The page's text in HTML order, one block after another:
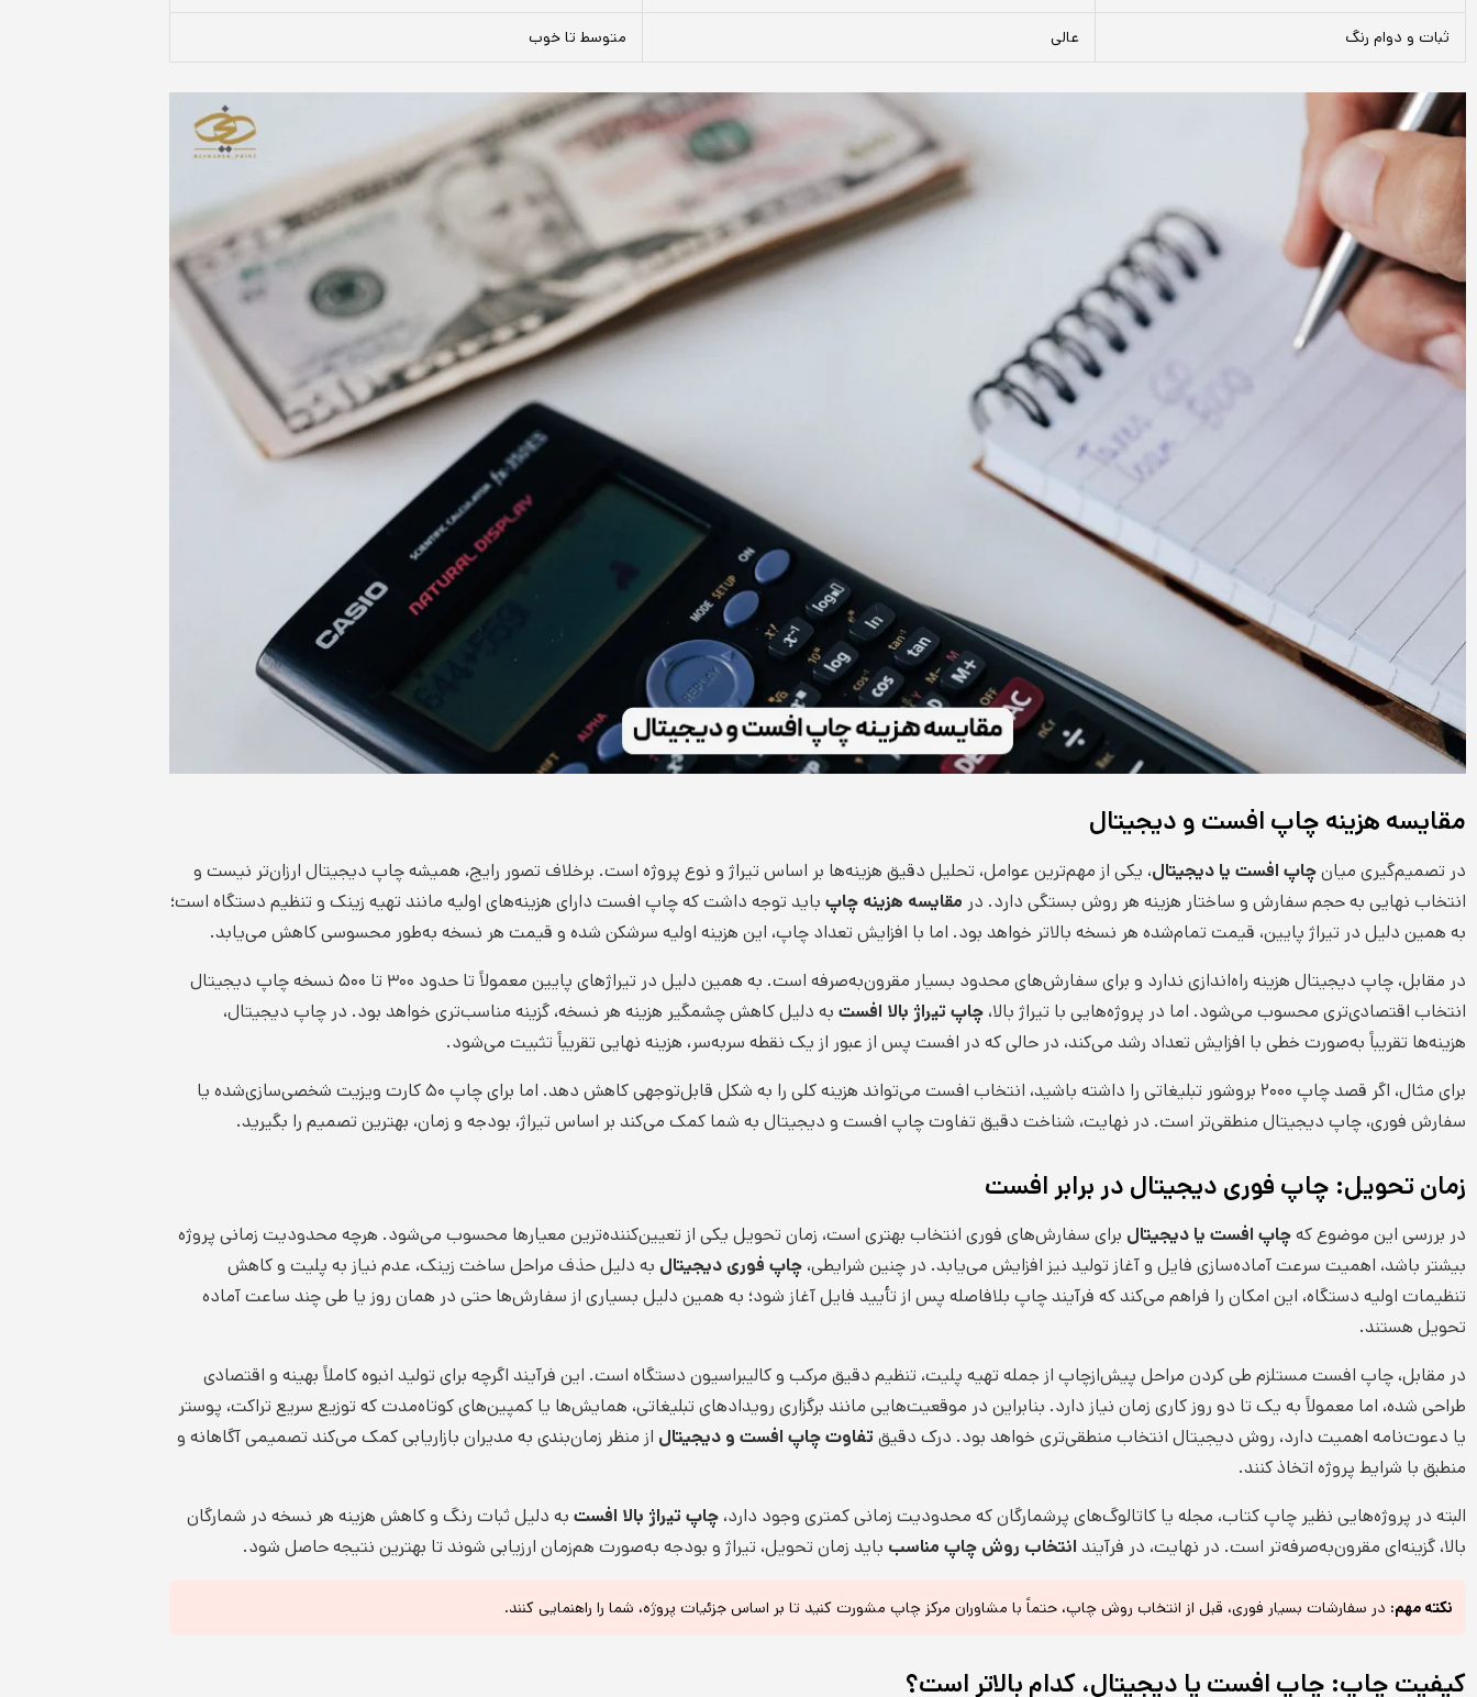
ثبات و دوام رنگ عالی متوسط تا خوب
مقایسه هزینه چاپ افست و دیجیتال
در تصمیم‌گیری میانچاپ افست یا دیجیتال، یکی از مهم‌ترین عوامل، تحلیل دقیق هزینه‌ها بر اساس تیراژ و نوع پروژه است. برخلاف تصور رایج، همیشه چاپ دیجیتال ارزان‌تر نیست و
انتخاب نهایی به حجم سفارش و ساختار هزینه هر روش بستگی دارد. در مقایسه هزینه چاپ باید توجه داشت که چاپ افست دارای هزینه‌های اولیه مانند تهیه زینک و تنظیم دستگاه است؛
به همین دلیل در تیراژ پایین، قیمت تمام‌شده هر نسخه بالاتر خواهد بود. اما با افزایش تعداد چاپ، این هزینه اولیه سرشکن شده و قیمت هر نسخه به‌طور محسوسی کاهش می‌یابد.
در مقابل، چاپ دیجیتال هزینه راه‌اندازی ندارد و برای سفارش‌های محدود بسیار مقرون‌به‌صرفه است. به همین دلیل در تیراژهای پایین معمولاً تا حدود ۳۰۰ تا ۵۰۰ نسخه چاپ دیجیتال
انتخاب اقتصادی‌تری محسوب می‌شود. اما در پروژه‌هایی با تیراژ بالا، چاپ تیراژ بالا افست به دلیل کاهش چشمگیر هزینه هر نسخه، گزینه مناسب‌تری خواهد بود. در چاپ دیجیتال،
هزینه‌ها تقریباً به‌صورت خطی با افزایش تعداد رشد می‌کند، در حالی که در افست پس از عبور از یک نقطه سر‌به‌سر، هزینه نهایی تقریباً تثبیت می‌شود.
برای مثال، اگر قصد چاپ ۲۰۰۰ بروشور تبلیغاتی را داشته باشید، انتخاب افست می‌تواند هزینه کلی را به شکل قابل‌توجهی کاهش دهد. اما برای چاپ ۵۰ کارت ویزیت شخصی‌سازی‌شده یا
سفارش فوری، چاپ دیجیتال منطقی‌تر است. در نهایت، شناخت دقیق تفاوت چاپ افست و دیجیتال به شما کمک می‌کند بر اساس تیراژ، بودجه و زمان، بهترین تصمیم را بگیرید.
زمان تحویل: چاپ فوری دیجیتال در برابر افست
در بررسی این موضوع کهچاپ افست یا دیجیتال برای سفارش‌های فوری انتخاب بهتری است، زمان تحویل یکی از تعیین‌کننده‌ترین معیارها محسوب می‌شود. هرچه محدودیت زمانی پروژه
بیشتر باشد، اهمیت سرعت آماده‌سازی فایل و آغاز تولید نیز افزایش می‌یابد. در چنین شرایطی، چاپ فوری دیجیتال به دلیل حذف مراحل ساخت زینک، عدم نیاز به پلیت و کاهش
تنظیمات اولیه دستگاه، این امکان را فراهم می‌کند که فرآیند چاپ بلافاصله پس از تأیید فایل آغاز شود؛ به همین دلیل بسیاری از سفارش‌ها حتی در همان روز یا طی چند ساعت آماده
تحویل هستند.
در مقابل، چاپ افست مستلزم طی کردن مراحل پیش‌ازچاپ از جمله تهیه پلیت، تنظیم دقیق مرکب و کالیبراسیون دستگاه است. این فرآیند اگرچه برای تولید انبوه کاملاً بهینه و اقتصادی
طراحی شده، اما معمولاً به یک تا دو روز کاری زمان نیاز دارد. بنابراین در موقعیت‌هایی مانند برگزاری رویدادهای تبلیغاتی، همایش‌ها یا کمپین‌های کوتاه‌مدت که توزیع سریع تراکت، پوستر
یا دعوت‌نامه اهمیت دارد، روش دیجیتال انتخاب منطقی‌تری خواهد بود. درک دقیق تفاوت چاپ افست و دیجیتال از منظر زمان‌بندی به مدیران بازاریابی کمک می‌کند تصمیمی آگاهانه و
منطبق با شرایط پروژه اتخاذ کنند.
البته در پروژه‌هایی نظیر چاپ کتاب، مجله یا کاتالوگ‌های پرشمارگان که محدودیت زمانی کمتری وجود دارد، چاپ تیراژ بالا افست به دلیل ثبات رنگ و کاهش هزینه هر نسخه در شمارگان
بالا، گزینه‌ای مقرون‌به‌صرفه‌تر است. در نهایت، در فرآیند انتخاب روش چاپ مناسب باید زمان تحویل، تیراژ و بودجه به‌صورت هم‌زمان ارزیابی شوند تا بهترین نتیجه حاصل شود.
نکته مهم: در سفارشات بسیار فوری، قبل از انتخاب روش چاپ، حتماً با مشاوران مرکز چاپ مشورت کنید تا بر اساس جزئیات پروژه، شما را راهنمایی کنند.
کیفیت چاپ: چاپ افست یا دیجیتال، کدام بالاتر است؟